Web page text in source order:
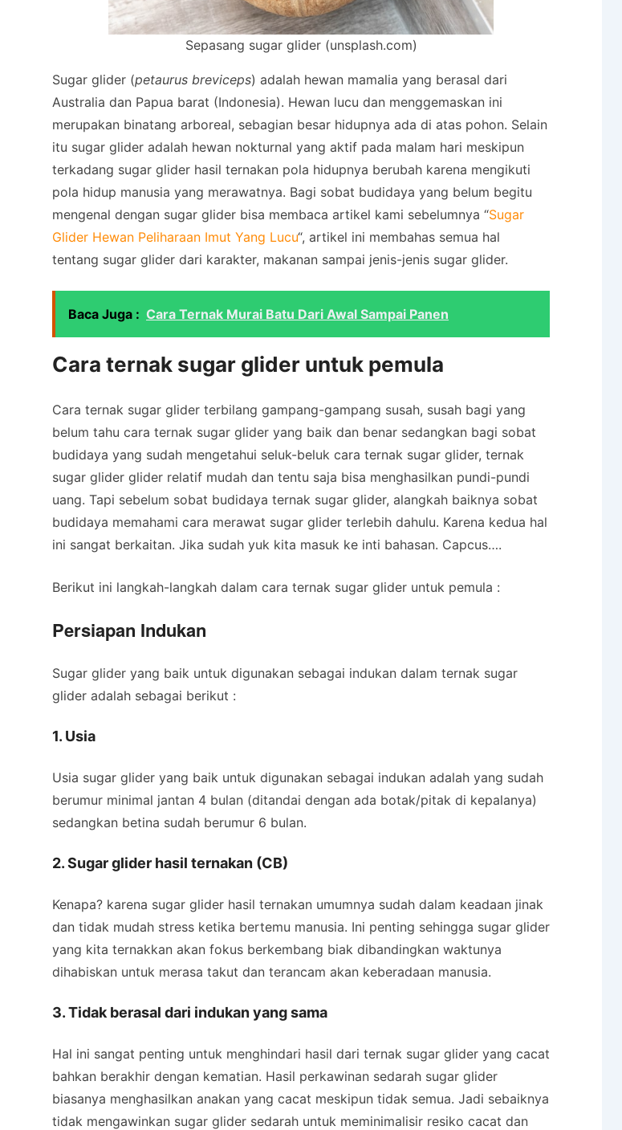
Sepasang sugar glider (unsplash.com)
Sugar glider (petaurus breviceps) adalah hewan mamalia yang berasal dari
Australia dan Papua barat (Indonesia). Hewan lucu dan menggemaskan ini
merupakan binatang arboreal, sebagian besar hidupnya ada di atas pohon. Selain
itu sugar glider adalah hewan nokturnal yang aktif pada malam hari meskipun
terkadang sugar glider hasil ternakan pola hidupnya berubah karena mengikuti
pola hidup manusia yang merawatnya. Bagi sobat budidaya yang belum begitu
mengenal dengan sugar glider bisa membaca artikel kami sebelumnya “Sugar
Glider Hewan Peliharaan Imut Yang Lucu“, artikel ini membahas semua hal
tentang sugar glider dari karakter, makanan sampai jenis-jenis sugar glider.
Baca Juga : Cara Ternak Murai Batu Dari Awal Sampai Panen
Cara ternak sugar glider untuk pemula
Cara ternak sugar glider terbilang gampang-gampang susah, susah bagi yang
belum tahu cara ternak sugar glider yang baik dan benar sedangkan bagi sobat
budidaya yang sudah mengetahui seluk-beluk cara ternak sugar glider, ternak
sugar glider glider relatif mudah dan tentu saja bisa menghasilkan pundi-pundi
uang. Tapi sebelum sobat budidaya ternak sugar glider, alangkah baiknya sobat
budidaya memahami cara merawat sugar glider terlebih dahulu. Karena kedua hal
ini sangat berkaitan. Jika sudah yuk kita masuk ke inti bahasan. Capcus….
Berikut ini langkah-langkah dalam cara ternak sugar glider untuk pemula :
Persiapan Indukan
Sugar glider yang baik untuk digunakan sebagai indukan dalam ternak sugar
glider adalah sebagai berikut :
1. Usia
Usia sugar glider yang baik untuk digunakan sebagai indukan adalah yang sudah
berumur minimal jantan 4 bulan (ditandai dengan ada botak/pitak di kepalanya)
sedangkan betina sudah berumur 6 bulan.
2. Sugar glider hasil ternakan (CB)
Kenapa? karena sugar glider hasil ternakan umumnya sudah dalam keadaan jinak
dan tidak mudah stress ketika bertemu manusia. Ini penting sehingga sugar glider
yang kita ternakkan akan fokus berkembang biak dibandingkan waktunya
dihabiskan untuk merasa takut dan terancam akan keberadaan manusia.
3. Tidak berasal dari indukan yang sama
Hal ini sangat penting untuk menghindari hasil dari ternak sugar glider yang cacat
bahkan berakhir dengan kematian. Hasil perkawinan sedarah sugar glider
biasanya menghasilkan anakan yang cacat meskipun tidak semua. Jadi sebaiknya
tidak mengawinkan sugar glider sedarah untuk meminimalisir resiko cacat dan